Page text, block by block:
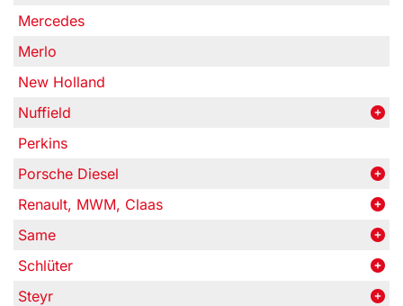
Mercedes
Merlo
New Holland
Nuffield
Perkins
Porsche Diesel
Renault, MWM, Claas
Same
Schlüter
Steyr